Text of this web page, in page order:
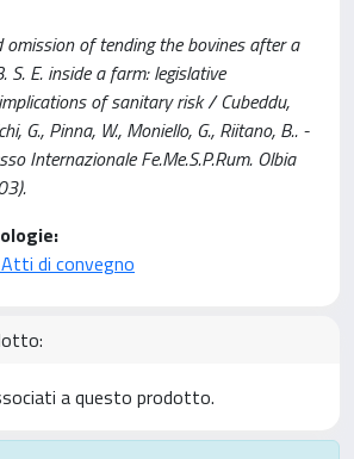
of tending the bovines after a
S. E. inside a farm: legislative
of sanitary risk / Cubeddu,
G., Pinna, W., Moniello, G., Riitano, B.. -
Internazionale Fe.Me.S.P.Rum. Olbia
di convegno
a questo prodotto.